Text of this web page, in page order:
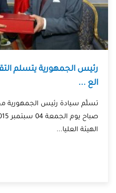
رئيس الجمهورية يتسلم
الع ...
تسلَّم سيادة رئيس الجمهورية
الهيئة العليا...